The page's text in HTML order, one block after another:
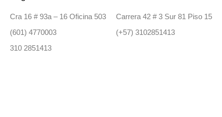
Cra 16 # 93a – 16 Oficina 503
(601) 4770003
310 2851413
Carrera 42 # 3 Sur 81 Piso 15
(+57) 3102851413